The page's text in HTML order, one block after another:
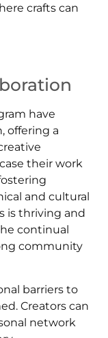
crafts can
have
offering a
their work
and cultural
is thriving and
continual
community
barriers to
Creators can
network